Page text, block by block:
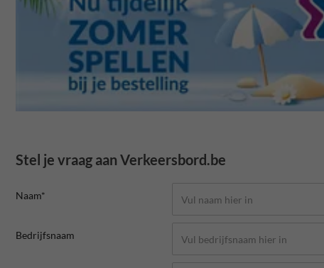
Stel je vraag aan Verkeersbord.be
Naam*
Bedrijfsnaam